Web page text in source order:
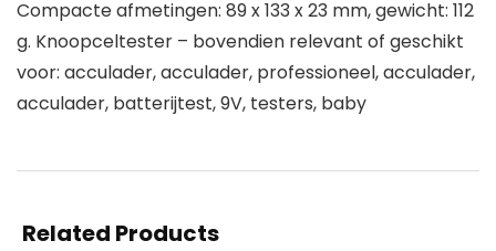
Compacte afmetingen: 89 x 133 x 23 mm, gewicht: 112
g. Knoopceltester – bovendien relevant of geschikt
voor: acculader, acculader, professioneel, acculader,
acculader, batterijtest, 9V, testers, baby
Related Products